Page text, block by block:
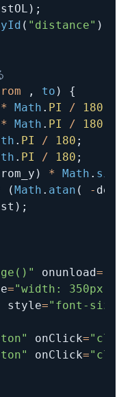
) ;
( "distance" )
, to )
{
* Math . PI / 180
* Math . PI / 180
. PI / 180 ;
. PI / 180 ;
) * Math . sin
( Math . atan ( - deg
) ;
onunload=
="width: 350px;
style="font-size:
onClick=
onClick=